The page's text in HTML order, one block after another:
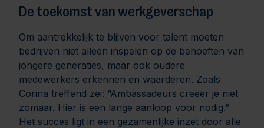
De toekomst van werkgeverschap
Om aantrekkelijk te blijven voor talent moeten
bedrijven niet alleen inspelen op de behoeften van
jongere generaties, maar ook oudere
medewerkers erkennen en waarderen. Zoals
Corina treffend zei: “Ambassadeurs creëer je niet
zomaar. Hier is een lange aanloop voor nodig.”
Het succes ligt in een gezamenlijke inzet door alle